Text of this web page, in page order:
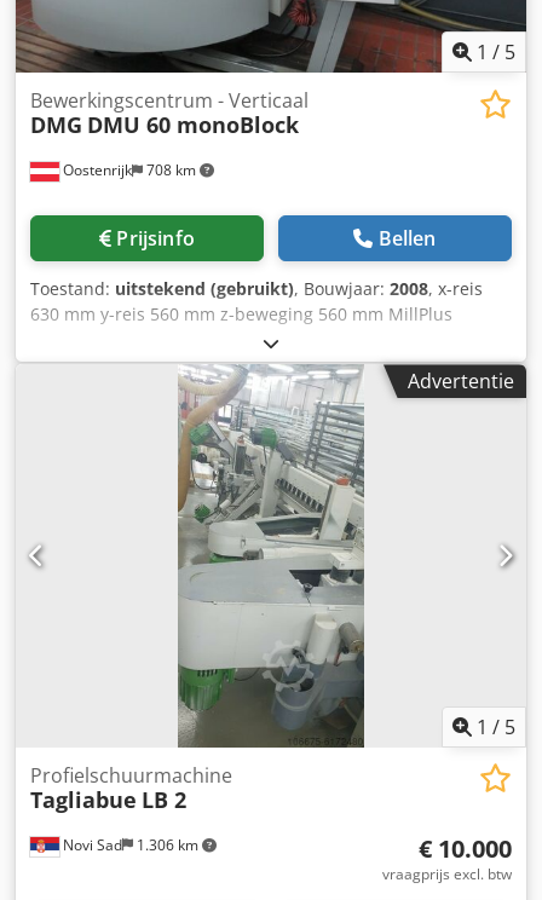
1 / 5
Oostenrijk 708 km
Bewerkingscentrum - Verticaal
DMG DMU 60 monoBlock
Prijsinfo Bellen
Toestand: uitstekend (gebruikt), Bouwjaar: 2008, x-reis
630 mm y-reis 560 mm z-beweging 560 mm MillPlus
HEIDENHAIN-besturing tafelafmetingen - lengte 1000 mm
Tafelafmetingen - over 600 mm spindelsnelheden 12000
tpm Aantal assen 4 st. snelle doorgang 30 m/min 24-
voudig gereedschapswisselapparaat Machinegewicht ca. 9
t De DMU 60 monoBlock is in zeer goede staat en direct
leverbaar. Accessoires: - meetsonde - IKZ 50bar
Dkedpjvwgp Usfx Ackjr
Advertentie
1 / 5
Novi Sad 1.306 km
Profielschuurmachine
Tagliabue LB 2
€ 10.000
vraagprijs excl. btw